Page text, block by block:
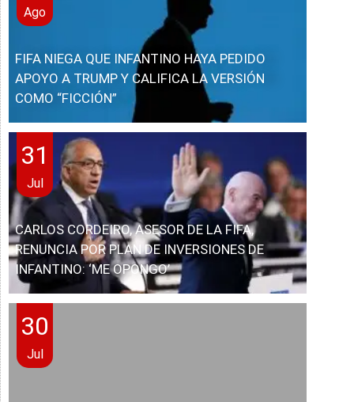
Ago
FIFA NIEGA QUE INFANTINO HAYA PEDIDO
APOYO A TRUMP Y CALIFICA LA VERSIÓN
COMO “FICCIÓN”
31
Jul
CARLOS CORDEIRO, ASESOR DE LA FIFA,
RENUNCIA POR PLAN DE INVERSIONES DE
INFANTINO: ‘ME OPONGO’
30
Jul